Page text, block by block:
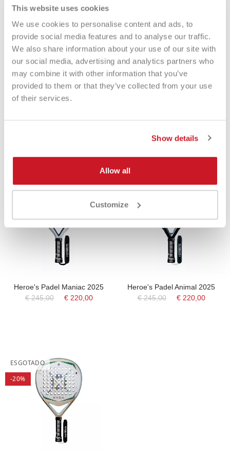
This website uses cookies
We use cookies to personalise content and ads, to
provide social media features and to analyse our traffic.
We also share information about your use of our site with
our social media, advertising and analytics partners who
may combine it with other information that you’ve
provided to them or that they’ve collected from your use
of their services.
Show details
Allow all
Customize
Heroe's Padel Maniac 2025
€ 245,00
€ 220,00
Heroe's Padel Animal 2025
€ 245,00
€ 220,00
ESGOTADO
-20%